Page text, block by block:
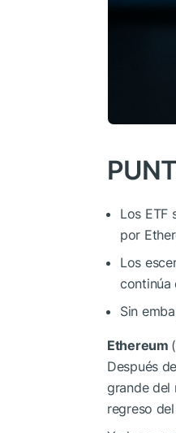
Los ETF
por
Los
continúa
Sin
Ethereum (
Después
grande del
regreso